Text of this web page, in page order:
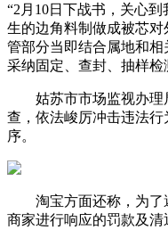
“2月10日下战书，关心
生的边角料制做成被芯
管部分当即结合属地和
采纳固定、查封、抽样检
姑苏市市场监视办理
查，依法峻厉冲击违法
序。
淘宝方面还称，为了
商家进行响应的罚款及